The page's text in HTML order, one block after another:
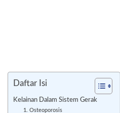
Daftar Isi
Kelainan Dalam Sistem Gerak
1. Osteoporosis